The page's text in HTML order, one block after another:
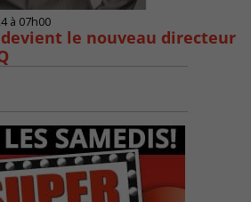
à 07h00
le nouveau directeur